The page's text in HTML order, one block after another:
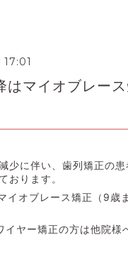
はマイオブレー
少に伴い、歯列矯正の
おります。
イオブレース矯正（9歳
イヤー矯正の方は他院様